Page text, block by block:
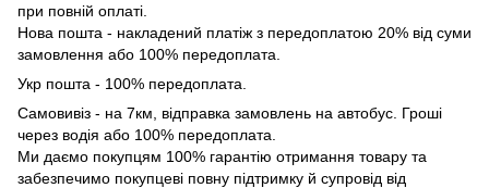
при повній оплаті.
Нова пошта - накладений платіж з передоплатою 20% від суми
замовлення або 100% передоплата.
Укр пошта - 100% передоплата.
Самовивіз - на 7км, відправка замовлень на автобус. Гроші
через водія або 100% передоплата.
Ми даємо покупцям 100% гарантію отримання товару та
забезпечимо покупцеві повну підтримку й супровід від